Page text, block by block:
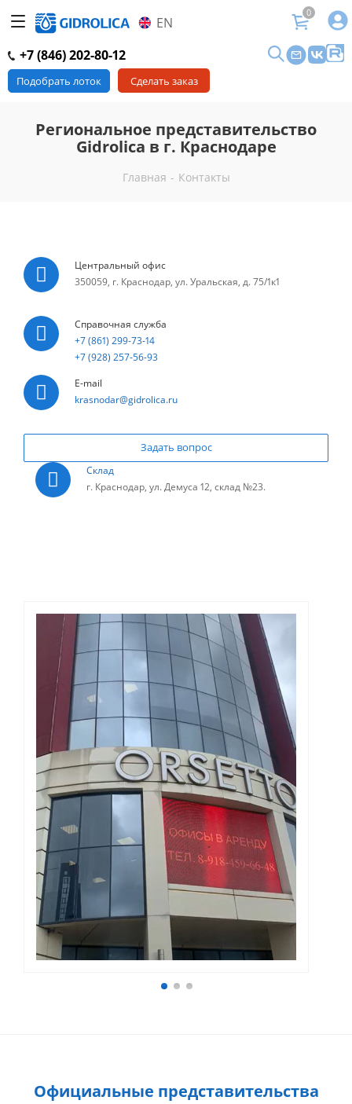
EN
0
+7 (846) 202-80-12
Подобрать лоток Сделать заказ
Региональное представительство
Gidrolica в г. Краснодаре
Главная - Контакты
Центральный офис
350059, г. Краснодар, ул. Уральская, д. 75/1к1
Справочная служба
+7 (861) 299-73-14
+7 (928) 257-56-93
E-mail
krasnodar@gidrolica.ru
Задать вопрос
Склад
г. Краснодар, ул. Демуса 12, склад №23.
Официальные представительства